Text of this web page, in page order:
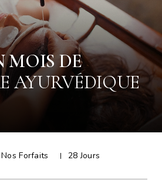
MOIS DE
AYURVÉDIQUE
Nos Forfaits 28 Jours